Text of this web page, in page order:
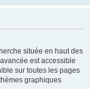
située en haut des
est accessible
sur toutes les pages
graphiques